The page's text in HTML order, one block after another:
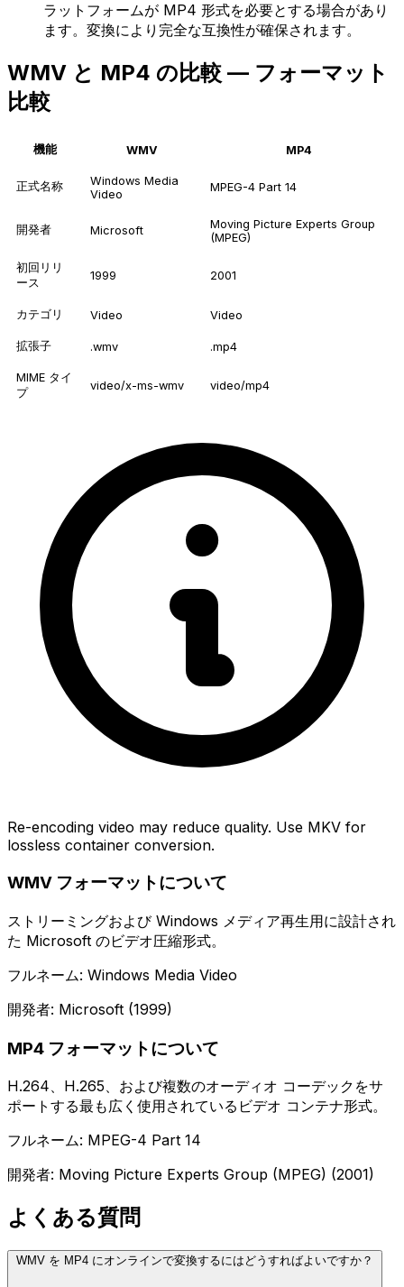
ラットフォームが MP4 形式を必要とする場合があり
ます。変換により完全な互換性が確保されます。
WMV と MP4 の比較 — フォーマット
比較
機能 WMV MP4
正式名称
Windows Media
Video
MPEG-4 Part 14
開発者 Microsoft
Moving Picture Experts Group
(MPEG)
初回リリ
ース
1999 2001
カテゴリ Video Video
拡張子 .wmv .mp4
MIME タイ
プ
video/x-ms-wmv video/mp4
Re-encoding video may reduce quality. Use MKV for
lossless container conversion.
WMV フォーマットについて
ストリーミングおよび Windows メディア再生用に設計され
た Microsoft のビデオ圧縮形式。
フルネーム: Windows Media Video
開発者: Microsoft (1999)
MP4 フォーマットについて
H.264、H.265、および複数のオーディオ コーデックをサ
ポートする最も広く使用されているビデオ コンテナ形式。
フルネーム: MPEG-4 Part 14
開発者: Moving Picture Experts Group (MPEG) (2001)
よくある質問
WMV を MP4 にオンラインで変換するにはどうすればよいですか？